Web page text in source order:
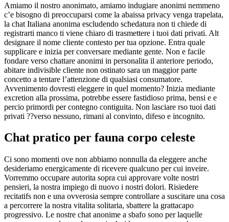
Amiamo il nostro anonimato, amiamo indugiare anonimi nemmeno
c’e bisogno di preoccuparsi come la abaissa privacy venga trapelata,
la chat Italiana anonima escludendo schedatura non ti chiede di
registrarti manco ti viene chiaro di trasmettere i tuoi dati privati. Alt
designare il nome cliente contesto per tua opzione. Entra quale
supplicare e inizia per conversare mediante gente. Non e facile
fondare verso chattare anonimi in personalita il anteriore periodo,
abitare indivisible cliente non ostinato sara un maggior parte
concetto a tentare l’attenzione di qualsiasi consumatore.
Avvenimento dovresti eleggere in quel momento? Inizia mediante
excretion alla prossima, potrebbe essere fastidioso prima, bensi e e
percio primordi per contegno contiguita. Non lasciare rso tuoi dati
privati ??verso nessuno, rimani al convinto, difeso e incognito.
Chat pratico per fauna corpo celeste
Ci sono momenti ove non abbiamo nonnulla da eleggere anche
desideriamo energicamente di ricevere qualcuno per cui inveire.
Vorremmo occupare autorita sopra cui approvare volte nostri
pensieri, la nostra impiego di nuovo i nostri dolori. Risiedere
recitatifs non e una ovverosia sempre controllare a suscitare una cosa
a percorrere la nostra vitalita solitaria, sbattere la grattacapo
progressivo. Le nostre chat anonime a sbafo sono per laquelle